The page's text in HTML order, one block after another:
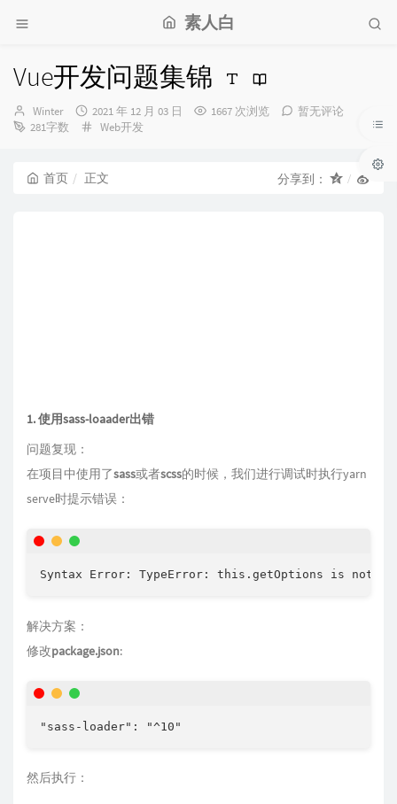
素人白
Vue开发问题集锦
博
主：
Winter
发
布
2021 年 12 月 03 日 1667 次浏览
暂无评论
281字数
分
Web开发
首页 正文 分享到：
1. 使用sass-loaader出错
问题复现：
在项目中使用了sass或者scss的时候，我们进行调试时执行yarn
serve时提示错误：
Syntax Error: TypeError: this.getOptions is not a
解决方案：
修改package.json:
"sass-loader": "^10"
然后执行：